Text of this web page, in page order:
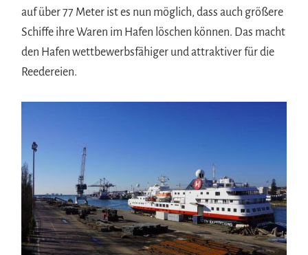
auf über 77 Meter ist es nun möglich, dass auch größere
Schiffe ihre Waren im Hafen löschen können. Das macht
den Hafen wettbewerbsfähiger und attraktiver für die
Reedereien.